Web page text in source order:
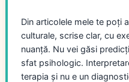
Din articolele mele te poți
culturale, scrise clar, cu
nuanță. Nu vei găsi
sfat psihologic.
terapia și nu e un